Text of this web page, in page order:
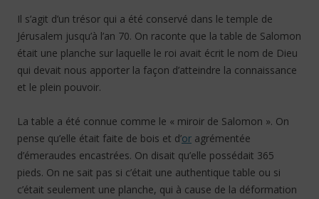
Il s’agit d’un trésor qui a été conservé dans le temple de
Jérusalem jusqu’à l’an 70. On raconte que la table de Salomon
était une planche sur laquelle le roi avait écrit le nom de Dieu
qui devait nous apporter la façon d’atteindre la connaissance
et le plein pouvoir.
La table a été connue comme le « miroir de Salomon ». On
pense qu’elle était faite de bois et d’or agrémentée
d’émeraudes encastrées. On disait qu’elle possédait 365
pieds. On ne sait pas si c’était une authentique table ou si
c’était seulement une planche, qui à cause de la déformation